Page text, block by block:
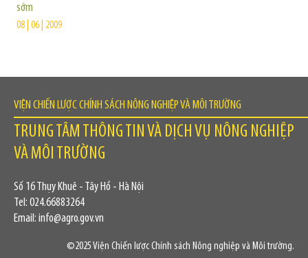
sớm
08 | 06 | 2009
VIỆN CHIẾN LƯỢC CHÍNH SÁCH NÔNG NGHIỆP VÀ MÔI TRƯỜNG
TRUNG TÂM THÔNG TIN VÀ DỊCH VỤ NÔNG NGHIỆP
VÀ MÔI TRƯỜNG
Số 16 Thụy Khuê - Tây Hồ - Hà Nội
Tel: 024.66883264
Email: info@agro.gov.vn
©2025 Viện Chiến lược Chính sách Nông nghiệp và Môi trường.